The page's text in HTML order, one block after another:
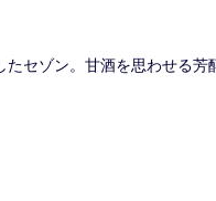
セゾン。甘酒を思わせる